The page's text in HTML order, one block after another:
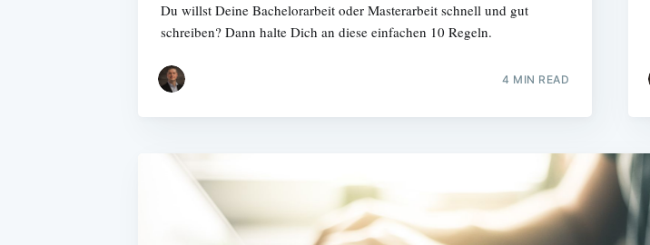
Du willst Deine Bachelorarbeit oder Masterarbeit schnell und gut
schreiben? Dann halte Dich an diese einfachen 10 Regeln.
4 MIN READ